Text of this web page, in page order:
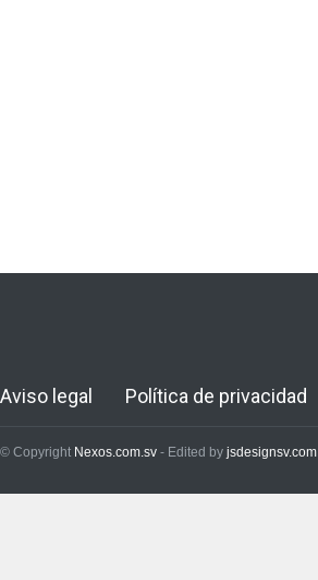
Aviso legal Política de privacidad
© Copyright Nexos.com.sv - Edited by jsdesignsv.com